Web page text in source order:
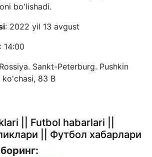
bo'lishadi.
: 2022 yil 13 avgust
: 14:00
Sankt-Peterburg. Pushkin
ko'chasi, 83 B
|| Futbol habarlari ||
|| Футбол хабарлари